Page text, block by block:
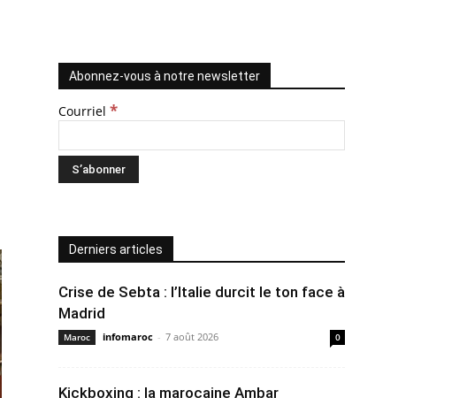
Abonnez-vous à notre newsletter
Courriel *
Derniers articles
Crise de Sebta : l’Italie durcit le ton face à
Madrid
Maroc infomaroc - 7 août 2026 0
Kickboxing : la marocaine Ambar